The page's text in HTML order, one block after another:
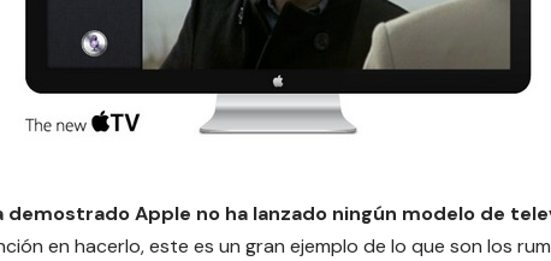
demostrado Apple no ha lanzado ningún modelo de
en hacerlo, este es un gran ejemplo de lo que son los